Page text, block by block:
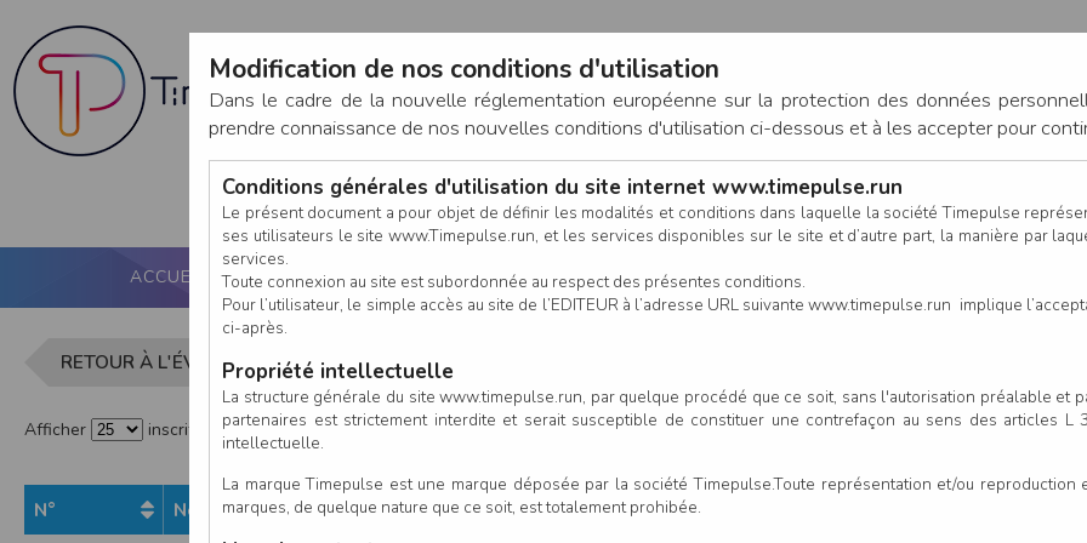
CONNEXION
ACCUEIL PUCE ACTIVE NOS SERVICES CALENDRIER RÉSULTATS
RETOUR À L'ÉVÈNEMENT Liste des inscrits - Course Nature
Afficher
inscrits par page
N° Nom Prénom
Modification de nos conditions d'utilisation
Dans le cadre de la nouvelle réglementation européenne sur la protection des données
prendre connaissance de nos nouvelles conditions d'utilisation ci-dessous et à les accepter pour
Conditions générales d'utilisation du site internet www.timepulse.run
Le présent document a pour objet de définir les modalités et conditions dans laquelle la société Timepulse
ses utilisateurs le site www.Timepulse.run, et les services disponibles sur le site et d’autre part, la manière par
services.
Toute connexion au site est subordonnée au respect des présentes conditions.
Pour l’utilisateur, le simple accès au site de l’EDITEUR à l’adresse URL suivante www.timepulse.run implique
ci-après.
Propriété intellectuelle
La structure générale du site www.timepulse.run, par quelque procédé que ce soit, sans l'autorisation préalable et
partenaires est strictement interdite et serait susceptible de constituer une contrefaçon au sens des articles
intellectuelle.
La marque Timepulse est une marque déposée par la société Timepulse.Toute représentation et/ou
marques, de quelque nature que ce soit, est totalement prohibée.